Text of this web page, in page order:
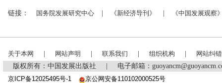
链接： 国务院发展研究中心 《新经济导刊》 《中国发展观察
关于本网 网站声明 联系我们 组织机构
网站纠错
版权所有：中国发展出版社
电子邮箱：
京ICP备12025495号-1
京公网安备110102000525号